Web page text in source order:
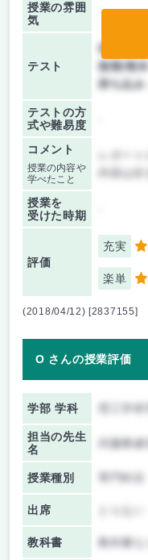
授業の雰囲
気
テスト
前期/中間
後期/期末
持ち込み
テストの方
式や難易度
コメント
授業の内容や
学べたこと
授業を
受けた時期
評価
充実 4
楽単 5
(2018/04/12) [2837155]
O さんの授業評価
学部 学科 理工学
担当の先生
名
武藤雅威
授業種別
出席
教科書 教科書